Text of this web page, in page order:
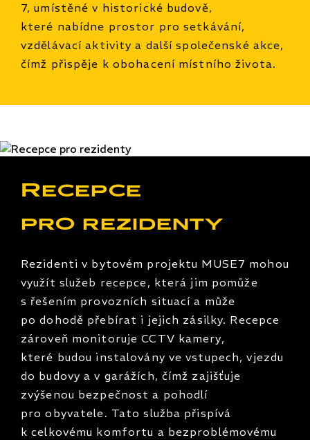
7, umístěné v historické budově,
které nabídne prostor pro setkávání,
vzdělávací aktivity a další společenské akce,
čímž přispěje k obohacení místního života.
Recepce
pro rezidenty
Rezidenti v bytovém projektu MUSE7 mohou
využít služeb recepce, která jim pomůže
s řešením provozních situací a může
po dohodě přebírat i jejich zásilky. Recepce
zároveň monitoruje CCTV kamery,
které budou instalovány ve vstupech, vjezdu
do budovy a v garážích, čímž zajišťuje
zvýšenou bezpečnost a pohodlí
pro obyvatele. Tato služba přispívá
k celkovému komfortu a bezproblémovému